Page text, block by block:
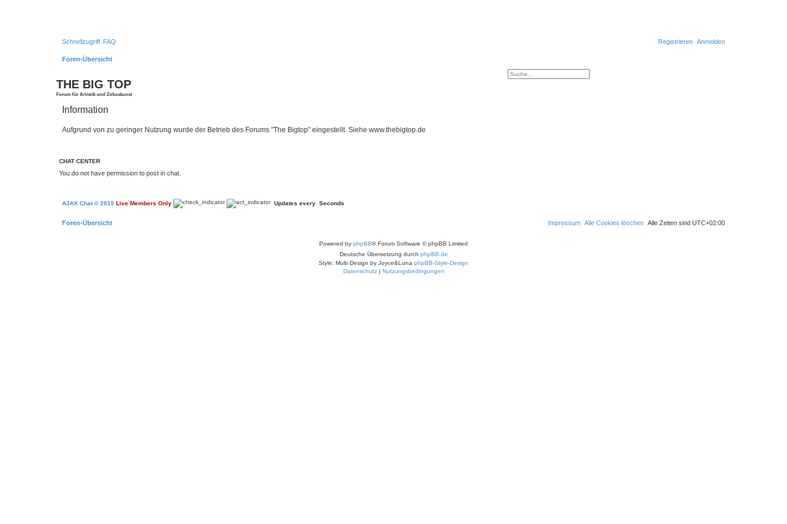
Schnellzugriff FAQ Anmelden
Registrieren
Foren-Übersicht
THE BIG TOP
Forum für Artistik und Zirkuskunst
Suche
Erweiterte Suche
Information
Aufgrund von zu geringer Nutzung wurde der Betrieb des Forums "The Bigtop" eingestellt. Siehe www.thebigtop.de
CHAT CENTER
You do not have permission to post in chat.
AJAX Chat © 2015 Live Members Only Updates every Seconds
Foren-Übersicht Alle Zeiten sind UTC+02:00
Alle Cookies löschen
Impressum
Powered by phpBB® Forum Software © phpBB Limited
Deutsche Übersetzung durch phpBB.de
Style: Multi Design by Joyce&Luna phpBB-Style-Design
Datenschutz| Nutzungsbedingungen